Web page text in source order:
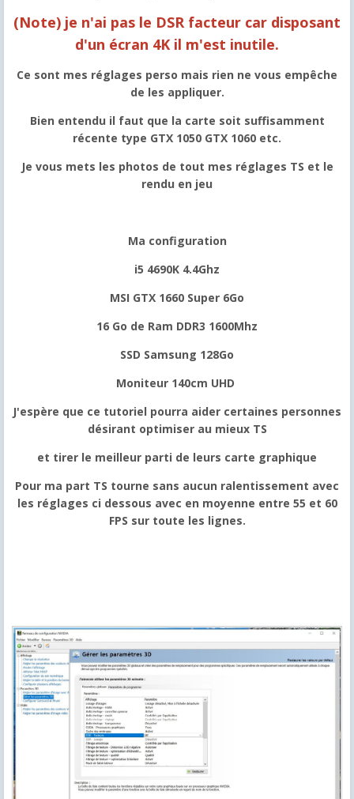
(Note) je n'ai pas le DSR facteur car disposant
d'un écran 4K il m'est inutile.
Ce sont mes réglages perso mais rien ne vous empêche
de les appliquer.
Bien entendu il faut que la carte soit suffisamment
récente type GTX 1050 GTX 1060 etc.
Je vous mets les photos de tout mes réglages TS et le
rendu en jeu
Ma configuration
i5 4690K 4.4Ghz
MSI GTX 1660 Super 6Go
16 Go de Ram DDR3 1600Mhz
SSD Samsung 128Go
Moniteur 140cm UHD
J'espère que ce tutoriel pourra aider certaines personnes
désirant optimiser au mieux TS
et tirer le meilleur parti de leurs carte graphique
Pour ma part TS tourne sans aucun ralentissement avec
les réglages ci dessous avec en moyenne entre 55 et 60
FPS sur toute les lignes.